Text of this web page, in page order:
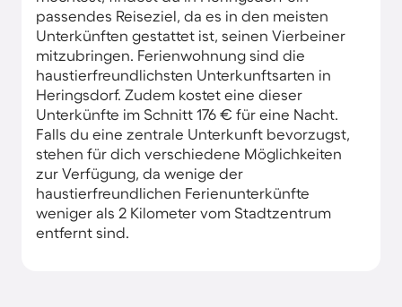
passendes Reiseziel, da es in den meisten
Unterkünften gestattet ist, seinen Vierbeiner
mitzubringen. Ferienwohnung sind die
haustierfreundlichsten Unterkunftsarten in
Heringsdorf. Zudem kostet eine dieser
Unterkünfte im Schnitt 176 € für eine Nacht.
Falls du eine zentrale Unterkunft bevorzugst,
stehen für dich verschiedene Möglichkeiten
zur Verfügung, da wenige der
haustierfreundlichen Ferienunterkünfte
weniger als 2 Kilometer vom Stadtzentrum
entfernt sind.